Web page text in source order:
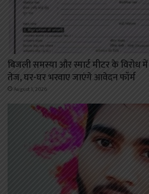
बिजली समस्या और स्मार्ट मीटर के विरोध
तेज, घर-घर भरवाए जाएंगे आवेदन फॉर्म
August 1, 2026